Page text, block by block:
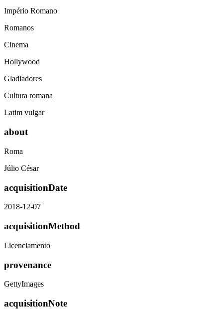
Império Romano
Romanos
Cinema
Hollywood
Gladiadores
Cultura romana
Latim vulgar
about
Roma
Júlio César
acquisitionDate
2018-12-07
acquisitionMethod
Licenciamento
provenance
GettyImages
acquisitionNote